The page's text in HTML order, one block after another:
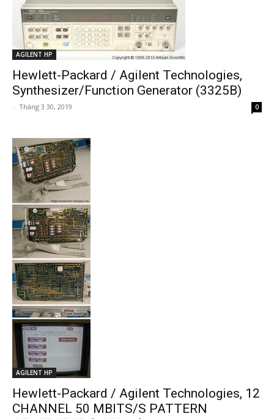
AGILENT HP
Hewlett-Packard / Agilent Technologies,
Synthesizer/Function Generator (3325B)
- Tháng 3 30, 2019 0
AGILENT HP
Hewlett-Packard / Agilent Technologies, 12
CHANNEL 50 MBITS/S PATTERN